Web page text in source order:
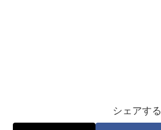
シェアする